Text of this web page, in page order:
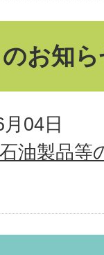
お知ら
04日
油製品等